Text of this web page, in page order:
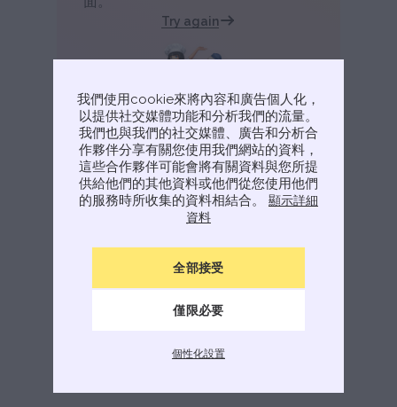
我們使用cookie來將內容和廣告個人化，
以提供社交媒體功能和分析我們的流量。
我們也與我們的社交媒體、廣告和分析合
作夥伴分享有關您使用我們網站的資料，
這些合作夥伴可能會將有關資料與您所提
供給他們的其他資料或他們從您使用他們
的服務時所收集的資料相結合。 顯示詳細
資料
全部接受
僅限必要
個性化設置
Try again